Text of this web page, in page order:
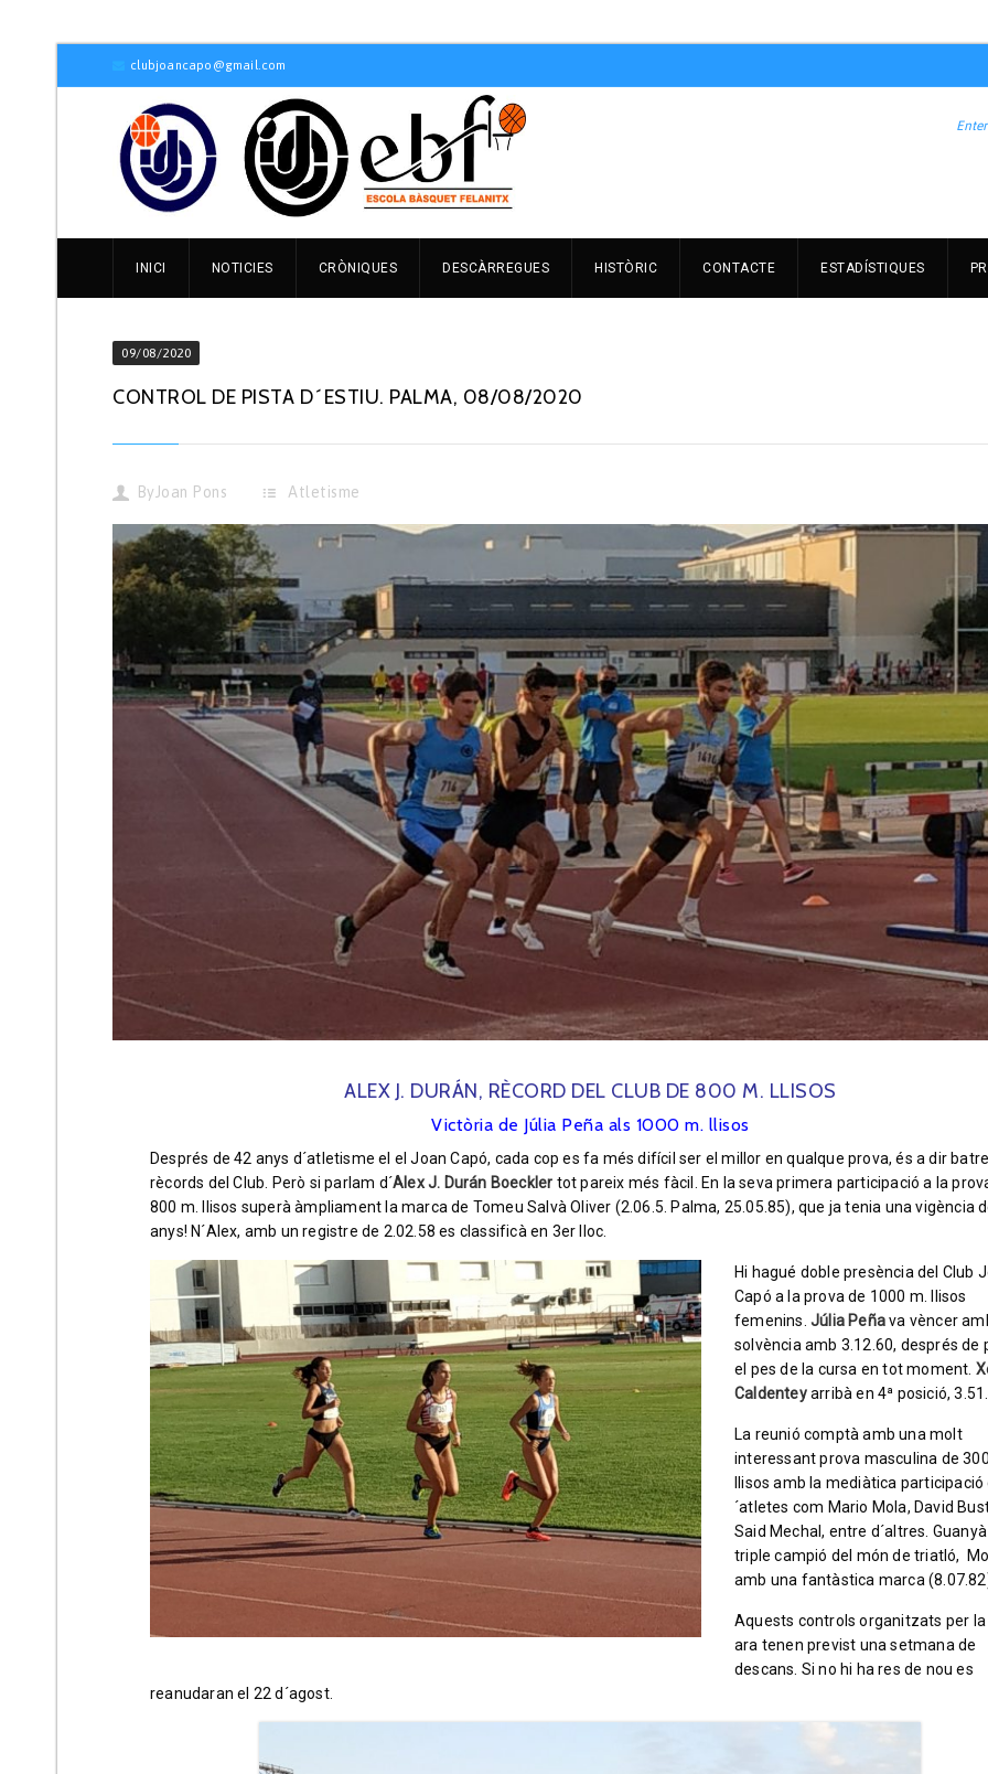
clubjoancapo@gmail.com
INICI NOTICIES CRÒNIQUES DESCÀRREGUES HISTÒRIC CONTACTE ESTADÍSTIQUES
09/08/2020
CONTROL DE PISTA D´ESTIU. PALMA, 08/08/2020
By Joan Pons Atletisme
ALEX J. DURÁN, RÈCORD DEL CLUB DE 800 M. LLISOS
Victòria de Júlia Peña als 1000 m. llisos
Després de 42 anys d´atletisme el el Joan Capó, cada cop es fa més difícil ser el millor en qualque prova, és a dir batre
rècords del Club. Però si parlam d´Alex J. Durán Boeckler tot pareix més fàcil. En la seva primera participació a la
800 m. llisos superà àmpliament la marca de Tomeu Salvà Oliver (2.06.5. Palma, 25.05.85), que ja tenia una vigència
anys! N´Alex, amb un registre de 2.02.58 es classificà en 3er lloc.
Hi hagué doble presència del Club
Capó a la prova de 1000 m. llisos
femenins. Júlia Peñava vèncer
solvència amb 3.12.60, després de
el pes de la cursa en tot moment.
Caldenteyarribà en 4ª posició,
La reunió comptà amb una molt
interessant prova masculina de
llisos amb la mediàtica participació
´atletes com Mario Mola, David
Said Mechal, entre d´altres. Guanyà
triple campió del món de triatló,
amb una fantàstica marca
Aquests controls organitzats per la
ara tenen previst una setmana de
descans. Si no hi ha res de nou es
reanudaran el 22 d´agost.